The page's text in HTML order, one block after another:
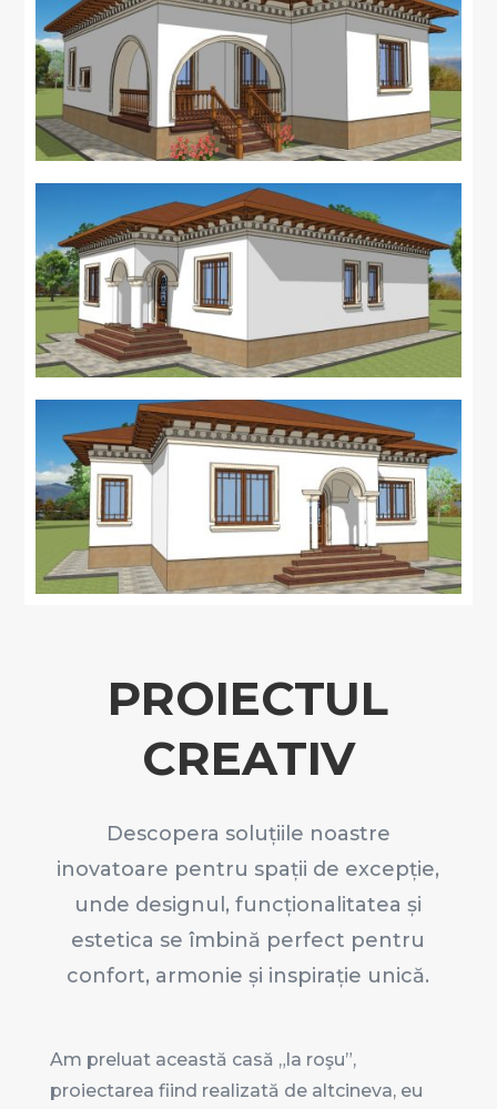
PROIECTUL
CREATIV
Descopera soluțiile noastre
inovatoare pentru spații de excepție,
unde designul, funcționalitatea și
estetica se îmbină perfect pentru
confort, armonie și inspirație unică.
Am preluat această casă „la roşu”,
proiectarea fiind realizată de altcineva, eu